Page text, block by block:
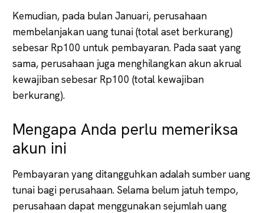
Kemudian, pada bulan Januari, perusahaan
membelanjakan uang tunai (total aset berkurang)
sebesar Rp100 untuk pembayaran. Pada saat yang
sama, perusahaan juga menghilangkan akun akrual
kewajiban sebesar Rp100 (total kewajiban
berkurang).
Mengapa Anda perlu memeriksa
akun ini
Pembayaran yang ditangguhkan adalah sumber uang
tunai bagi perusahaan. Selama belum jatuh tempo,
perusahaan dapat menggunakan sejumlah uang